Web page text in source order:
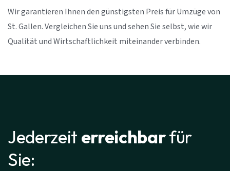
Wir garantieren Ihnen den günstigsten Preis für Umzüge von
St. Gallen. Vergleichen Sie uns und sehen Sie selbst, wie wir
Qualität und Wirtschaftlichkeit miteinander verbinden.
Jederzeit erreichbarfür
Sie: